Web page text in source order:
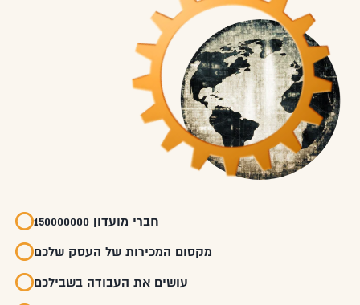
150000000 חברי מועדון
מקסום המכירות של העסק שלכם
עושים את העבודה בשבילכם